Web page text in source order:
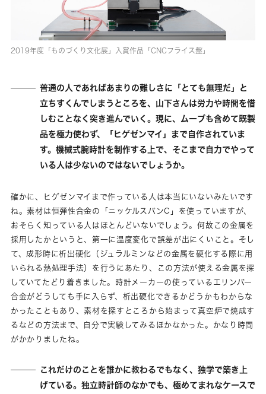
2019年度「ものづくり文化展」入賞作品「CNCフライス盤」
普通の人であればあまりの難しさに「とても無理だ」と
立ちすくんでしまうところを、山下さんは労力や時間を惜
しむことなく突き進んでいく。現に、ムーブも含めて既製
品を極力使わず、「ヒゲゼンマイ」まで自作されていま
す。機械式腕時計を制作する上で、そこまで自力でやって
いる人は少ないのではないでしょうか。
確かに、ヒゲゼンマイまで作っている人は本当にいないみたいです
ね。素材は恒弾性合金の「ニッケルスパンC」を使っていますが、
おそらく知っている人はほとんどいないでしょう。何故この金属を
採用したかというと、第一に温度変化で誤差が出にくいこと。そし
て、成形時に析出硬化（ジュラルミンなどの金属を硬化する際に用
いられる熱処理手法）を行うにあたり、この方法が使える金属を探
していてたどり着きました。時計メーカーの使っているエリンバー
合金がどうしても手に入らず、析出硬化できるかどうかもわからな
かったこともあり、素材を探すところから始まって真空炉で焼成す
るなどの方法まで、自分で実験してみるほかなかった。かなり時間
がかかりましたね。
これだけのことを誰かに教わるでもなく、独学で築き上
げている。独立時計師のなかでも、極めてまれなケースで